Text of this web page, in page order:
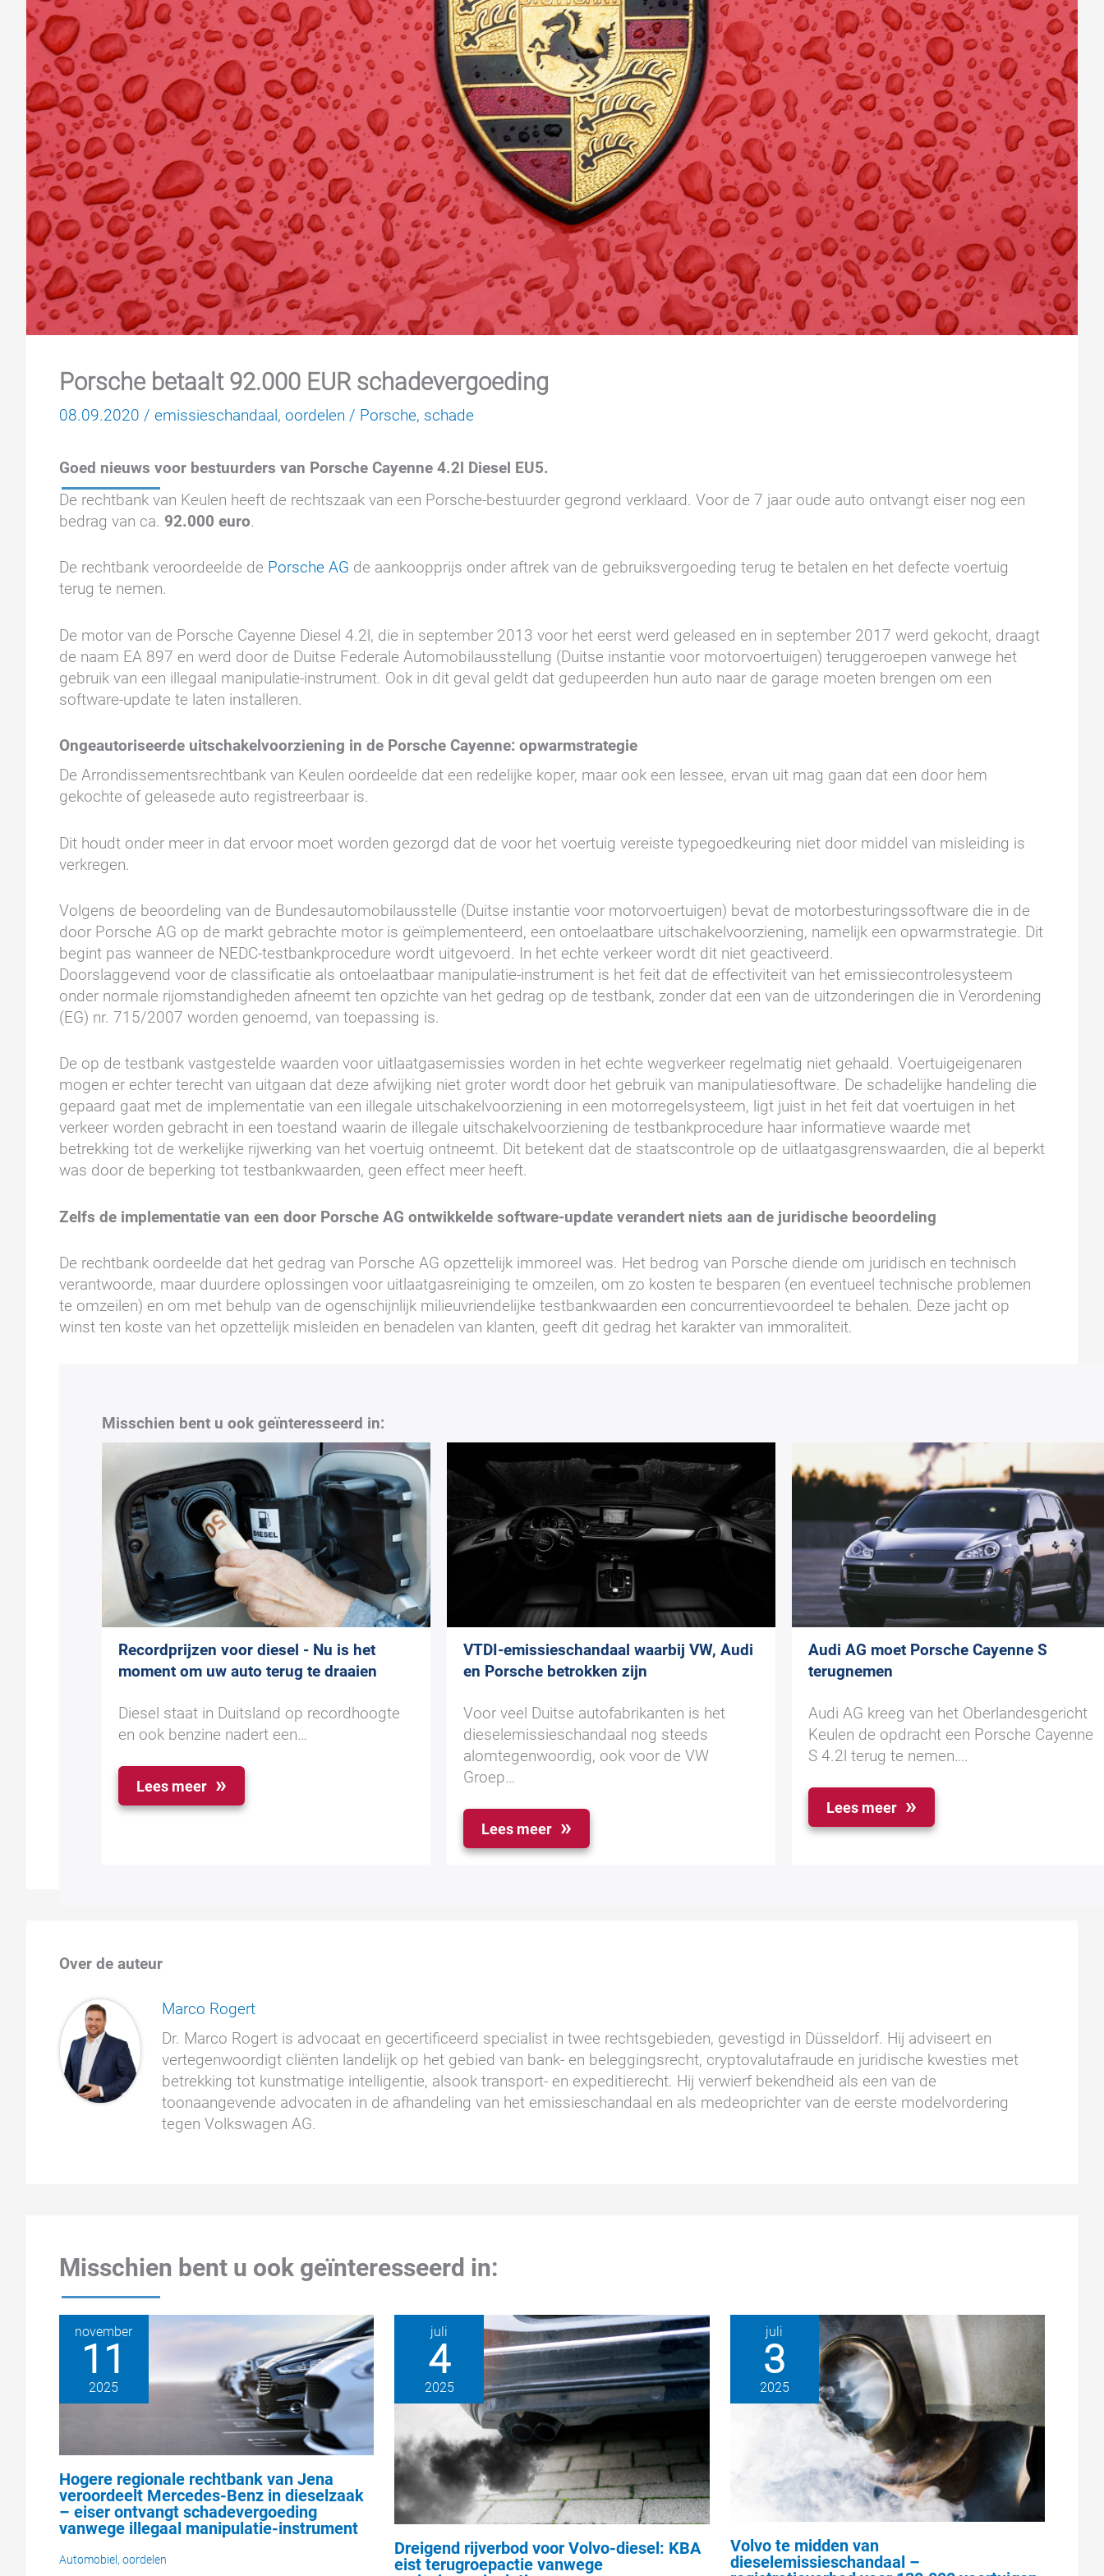
Porsche betaalt 92.000 EUR schadevergoeding
08.09.2020 / emissieschandaal, oordelen / Porsche, schade
Goed nieuws voor bestuurders van Porsche Cayenne 4.2l Diesel EU5.
De rechtbank van Keulen heeft de rechtszaak van een Porsche-bestuurder gegrond verklaard. Voor de 7 jaar oude auto ontvangt eiser nog een
bedrag van ca. 92.000 euro.
De rechtbank veroordeelde de Porsche AG de aankoopprijs onder aftrek van de gebruiksvergoeding terug te betalen en het defecte voertuig
terug te nemen.
De motor van de Porsche Cayenne Diesel 4.2l, die in september 2013 voor het eerst werd geleased en in september 2017 werd gekocht, draagt
de naam EA 897 en werd door de Duitse Federale Automobilausstellung (Duitse instantie voor motorvoertuigen) teruggeroepen vanwege het
gebruik van een illegaal manipulatie-instrument. Ook in dit geval geldt dat gedupeerden hun auto naar de garage moeten brengen om een
software-update te laten installeren.
Ongeautoriseerde uitschakelvoorziening in de Porsche Cayenne: opwarmstrategie
De Arrondissementsrechtbank van Keulen oordeelde dat een redelijke koper, maar ook een lessee, ervan uit mag gaan dat een door hem
gekochte of geleasede auto registreerbaar is.
Dit houdt onder meer in dat ervoor moet worden gezorgd dat de voor het voertuig vereiste typegoedkeuring niet door middel van misleiding is
verkregen.
Volgens de beoordeling van de Bundesautomobilausstelle (Duitse instantie voor motorvoertuigen) bevat de motorbesturingssoftware die in de
door Porsche AG op de markt gebrachte motor is geïmplementeerd, een ontoelaatbare uitschakelvoorziening, namelijk een opwarmstrategie. Dit
begint pas wanneer de NEDC-testbankprocedure wordt uitgevoerd. In het echte verkeer wordt dit niet geactiveerd.
Doorslaggevend voor de classificatie als ontoelaatbaar manipulatie-instrument is het feit dat de effectiviteit van het emissiecontrolesysteem
onder normale rijomstandigheden afneemt ten opzichte van het gedrag op de testbank, zonder dat een van de uitzonderingen die in Verordening
(EG) nr. 715/2007 worden genoemd, van toepassing is.
De op de testbank vastgestelde waarden voor uitlaatgasemissies worden in het echte wegverkeer regelmatig niet gehaald. Voertuigeigenaren
mogen er echter terecht van uitgaan dat deze afwijking niet groter wordt door het gebruik van manipulatiesoftware. De schadelijke handeling die
gepaard gaat met de implementatie van een illegale uitschakelvoorziening in een motorregelsysteem, ligt juist in het feit dat voertuigen in het
verkeer worden gebracht in een toestand waarin de illegale uitschakelvoorziening de testbankprocedure haar informatieve waarde met
betrekking tot de werkelijke rijwerking van het voertuig ontneemt. Dit betekent dat de staatscontrole op de uitlaatgasgrenswaarden, die al beperkt
was door de beperking tot testbankwaarden, geen effect meer heeft.
Zelfs de implementatie van een door Porsche AG ontwikkelde software-update verandert niets aan de juridische beoordeling
De rechtbank oordeelde dat het gedrag van Porsche AG opzettelijk immoreel was. Het bedrog van Porsche diende om juridisch en technisch
verantwoorde, maar duurdere oplossingen voor uitlaatgasreiniging te omzeilen, om zo kosten te besparen (en eventueel technische problemen
te omzeilen) en om met behulp van de ogenschijnlijk milieuvriendelijke testbankwaarden een concurrentievoordeel te behalen. Deze jacht op
winst ten koste van het opzettelijk misleiden en benadelen van klanten, geeft dit gedrag het karakter van immoraliteit.
Misschien bent u ook geïnteresseerd in:
Recordprijzen voor diesel - Nu is het
moment om uw auto terug te draaien
Diesel staat in Duitsland op recordhoogte
en ook benzine nadert een…
Lees meer
VTDI-emissieschandaal waarbij VW, Audi
en Porsche betrokken zijn
Voor veel Duitse autofabrikanten is het
dieselemissieschandaal nog steeds
alomtegenwoordig, ook voor de VW
Groep…
Lees meer
Audi AG moet Porsche Cayenne S
terugnemen
Audi AG kreeg van het Oberlandesgericht
Keulen de opdracht een Porsche Cayenne
S 4.2l terug te nemen….
Lees meer
Over de auteur
Marco Rogert
Dr. Marco Rogert is advocaat en gecertificeerd specialist in twee rechtsgebieden, gevestigd in Düsseldorf. Hij adviseert en
vertegenwoordigt cliënten landelijk op het gebied van bank- en beleggingsrecht, cryptovalutafraude en juridische kwesties met
betrekking tot kunstmatige intelligentie, alsook transport- en expeditierecht. Hij verwierf bekendheid als een van de
toonaangevende advocaten in de afhandeling van het emissieschandaal en als medeoprichter van de eerste modelvordering
tegen Volkswagen AG.
Misschien bent u ook geïnteresseerd in:
november
11
2025
Hogere regionale rechtbank van Jena
veroordeelt Mercedes-Benz in dieselzaak
– eiser ontvangt schadevergoeding
vanwege illegaal manipulatie-instrument
Automobiel, oordelen
juli
4
2025
Dreigend rijverbod voor Volvo-diesel: KBA
eist terugroepactie vanwege
juli
3
2025
Volvo te midden van
dieselemissieschandaal –